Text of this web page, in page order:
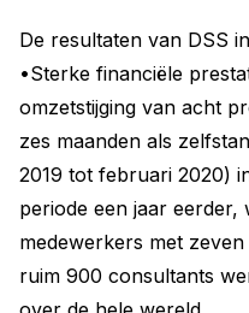
De resultaten van DSS
•Sterke financiële
omzetstijging van acht
zes maanden als
2019 tot februari 2020)
periode een jaar eerder,
medewerkers met
ruim 900 consultants